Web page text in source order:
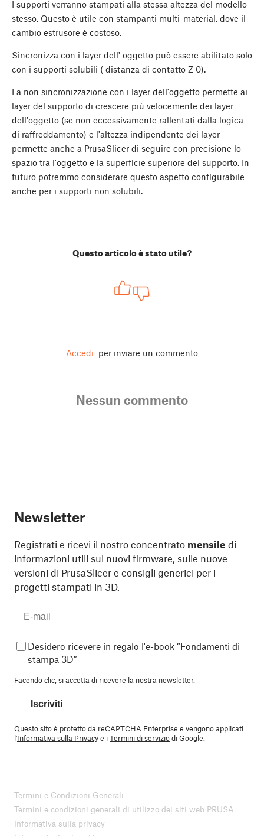
I supporti verranno stampati alla stessa altezza del modello
stesso. Questo è utile con stampanti multi-material, dove il
cambio estrusore è costoso.
Sincronizza con i layer dell' oggetto può essere abilitato solo
con i supporti solubili ( distanza di contatto Z 0).
La non sincronizzazione con i layer dell'oggetto permette ai
layer del supporto di crescere più velocemente dei layer
dell'oggetto (se non eccessivamente rallentati dalla logica
di raffreddamento) e l'altezza indipendente dei layer
permette anche a PrusaSlicer di seguire con precisione lo
spazio tra l'oggetto e la superficie superiore del supporto. In
futuro potremmo considerare questo aspetto configurabile
anche per i supporti non solubili.
Questo articolo è stato utile?
Accedi per inviare un commento
Nessun commento
Newsletter
Registrati e ricevi il nostro concentrato mensile di
informazioni utili sui nuovi firmware, sulle nuove
versioni di PrusaSlicer e consigli generici per i
progetti stampati in 3D.
Desidero ricevere in regalo l'e-book “Fondamenti di
stampa 3D”
Facendo clic, si accetta di ricevere la nostra newsletter.
Iscriviti
Questo sito è protetto da reCAPTCHA Enterprise e vengono applicati
l'Informativa sulla Privacye iTermini di serviziodi Google.
Termini e Condizioni Generali
Termini e condizioni generali di utilizzo dei siti web PRUSA
Informativa sulla privacy